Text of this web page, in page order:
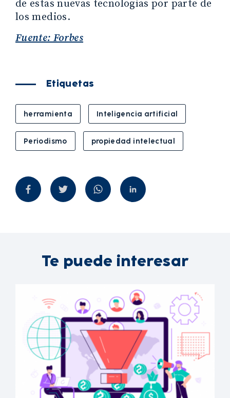
de estas nuevas tecnologías por parte de
los medios.
Fuente: Forbes
Etiquetas
herramienta Inteligencia artificial
Periodismo propiedad intelectual
Te puede interesar